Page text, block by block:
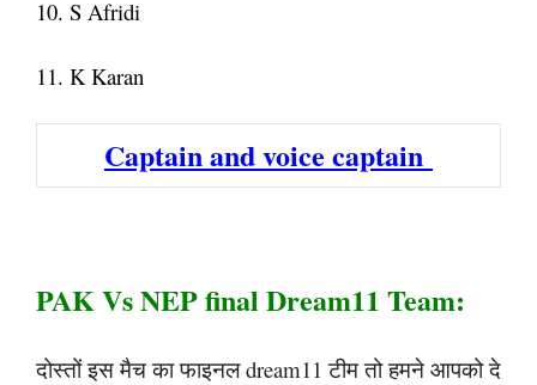
10. S Afridi
11. K Karan
Captain and voice captain
PAK Vs NEP final Dream11 Team:
दोस्तों इस मैच का फाइनल dream11 टीम तो हमने आपको दे